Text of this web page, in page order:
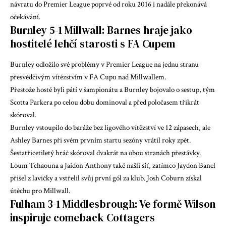
návratu do Premier League poprvé od roku 2016 i nadále překonává
očekávání.
Burnley 5-1 Millwall: Barnes hraje jako
hostitelé lehčí starosti s FA Cupem
Burnley odložilo své problémy v Premier League na jednu stranu
přesvědčivým vítězstvím v FA Cupu nad Millwallem.
Přestože hosté byli pátí v šampionátu a Burnley bojovalo o sestup, tým
Scotta Parkera po celou dobu dominoval a před poločasem třikrát
skóroval.
Burnley vstoupilo do baráže bez ligového vítězství ve 12 zápasech, ale
Ashley Barnes při svém prvním startu sezóny vrátil roky zpět.
Šestatřicetiletý hráč skóroval dvakrát na obou stranách přestávky.
Loum Tchaouna a Jaidon Anthony také našli síť, zatímco Jaydon Banel
přišel z lavičky a vstřelil svůj první gól za klub. Josh Coburn získal
útěchu pro Millwall.
Fulham 3-1 Middlesbrough: Ve formě Wilson
inspiruje comeback Cottagers